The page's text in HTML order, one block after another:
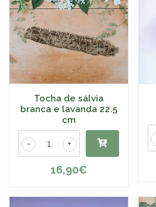
Tocha de sálvia
branca e lavanda 22.5
cm
+
-
16,90€